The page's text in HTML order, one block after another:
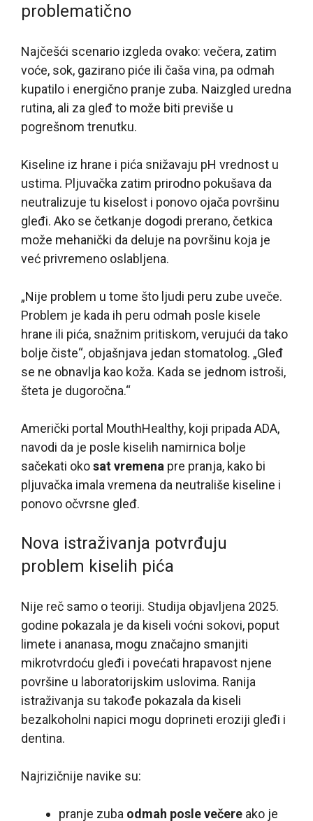
problematično
Najčešći scenario izgleda ovako: večera, zatim
voće, sok, gazirano piće ili čaša vina, pa odmah
kupatilo i energično pranje zuba. Naizgled uredna
rutina, ali za gleđ to može biti previše u
pogrešnom trenutku.
Kiseline iz hrane i pića snižavaju pH vrednost u
ustima. Pljuvačka zatim prirodno pokušava da
neutralizuje tu kiselost i ponovo ojača površinu
gleđi. Ako se četkanje dogodi prerano, četkica
može mehanički da deluje na površinu koja je
već privremeno oslabljena.
„Nije problem u tome što ljudi peru zube uveče.
Problem je kada ih peru odmah posle kisele
hrane ili pića, snažnim pritiskom, verujući da tako
bolje čiste“, objašnjava jedan stomatolog. „Gleđ
se ne obnavlja kao koža. Kada se jednom istroši,
šteta je dugoročna.“
Američki portal MouthHealthy, koji pripada ADA,
navodi da je posle kiselih namirnica bolje
sačekati okosat vremena pre pranja, kako bi
pljuvačka imala vremena da neutrališe kiseline i
ponovo očvrsne gleđ.
Nova istraživanja potvrđuju
problem kiselih pića
Nije reč samo o teoriji. Studija objavljena 2025.
godine pokazala je da kiseli voćni sokovi, poput
limete i ananasa, mogu značajno smanjiti
mikrotvrdoću gleđi i povećati hrapavost njene
površine u laboratorijskim uslovima. Ranija
istraživanja su takođe pokazala da kiseli
bezalkoholni napici mogu doprineti eroziji gleđi i
dentina.
Najrizičnije navike su:
pranje zuba odmah posle večere ako je